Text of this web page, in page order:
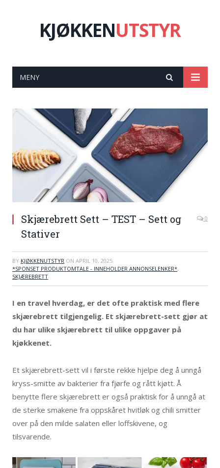
KJØKKENUTSTYR
MENY
Skjærebrett Sett – TEST – Sett og
Stativer
0
BY KJØKKENUTSTYR ON APRIL 10, 2025
*SPONSET PRODUKTOMTALE - INNEHOLDER ANNONSELENKER*,
SKJÆREBRETT
I en travel hverdag, er det ofte praktisk med flere
skjærebrett tilgjengelig. Et skjærebrett-sett gjør at
du har ulike skjærebrett til ulike oppgaver på
kjøkkenet.
Et skjærebrett-sett vil i første rekke hjelpe deg å unngå
kryss-smitte av bakterier fra fjørfe og rått kjøtt. Å
benytte flere skjærebrett er også praktisk for å unngå at
de sterke smakene fra oppskåret hvitløk og chili smitter
over på den milde salaten eller loffskivene, og
tilsvarende.